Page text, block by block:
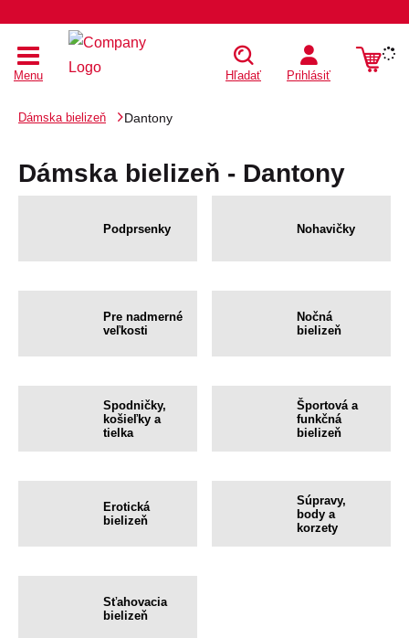
Menu Hľadať Prihlásiť
Dámska bielizeň Dantony
Dámska bielizeň - Dantony
Podprsenky Nohavičky
Pre nadmerné
veľkosti
Nočná
bielizeň
Spodničky,
košieľky a
tielka
Športová a
funkčná
bielizeň
Erotická
bielizeň
Súpravy,
body a
korzety
Sťahovacia
bielizeň